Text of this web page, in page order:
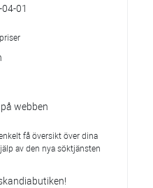
01
webben
få översikt över dina
av den nya söktjänsten